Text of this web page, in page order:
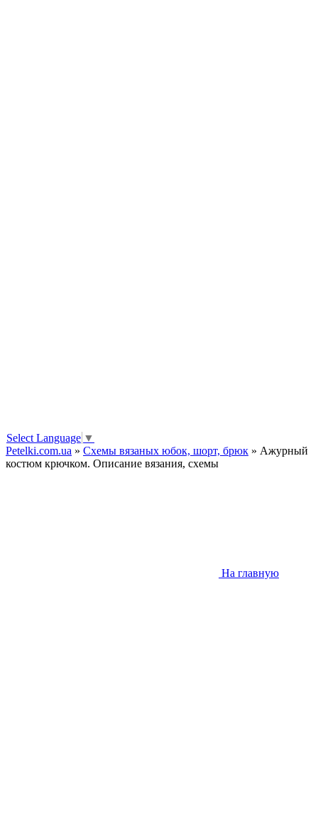
Select Language ▼
Petelki.com.ua » Схемы вязаных юбок, шорт, брюк » Ажурный
костюм крючком. Описание вязания, схемы
На главную